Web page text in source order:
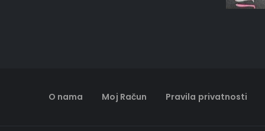
O nama Moj Račun Pravila privatnosti